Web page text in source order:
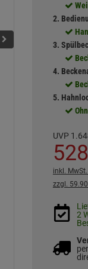
2.
3.
4.
5.
UVP
inkl. MwSt.
zzgl.
2